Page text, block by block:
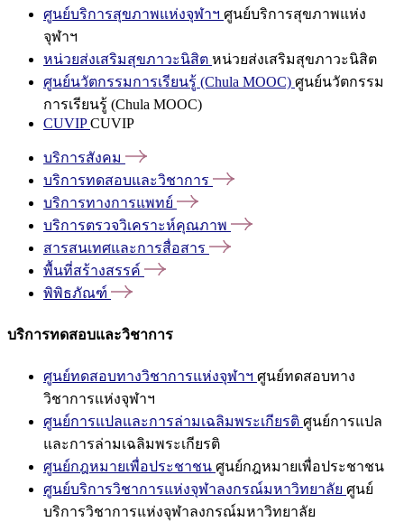
ศูนย์บริการสุขภาพแห่งจุฬาฯ ศูนย์บริการสุขภาพแห่ง
จุฬาฯ
หน่วยส่งเสริมสุขภาวะนิสิต หน่วยส่งเสริมสุขภาวะนิสิต
ศูนย์นวัตกรรมการเรียนรู้ (Chula MOOC) ศูนย์นวัตกรรม
การเรียนรู้ (Chula MOOC)
CUVIPCUVIP
บริการสังคม
บริการทดสอบและวิชาการ
บริการทางการแพทย์
บริการตรวจวิเคราะห์คุณภาพ
สารสนเทศและการสื่อสาร
พื้นที่สร้างสรรค์
พิพิธภัณฑ์
บริการทดสอบและวิชาการ
ศูนย์ทดสอบทางวิชาการแห่งจุฬาฯ ศูนย์ทดสอบทาง
วิชาการแห่งจุฬาฯ
ศูนย์การแปลและการล่ามเฉลิมพระเกียรติ ศูนย์การแปล
และการล่ามเฉลิมพระเกียรติ
ศูนย์กฎหมายเพื่อประชาชน ศูนย์กฎหมายเพื่อประชาชน
ศูนย์บริการวิชาการแห่งจุฬาลงกรณ์มหาวิทยาลัย ศูนย์
บริการวิชาการแห่งจุฬาลงกรณ์มหาวิทยาลัย